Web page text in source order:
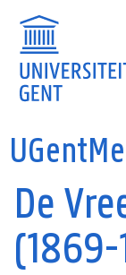
De